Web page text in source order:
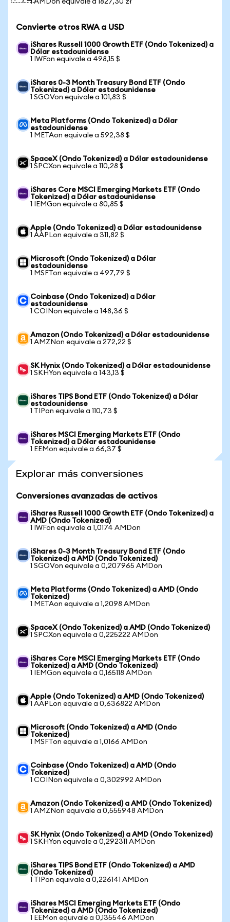
1 AMDon equivale a 1827,30 zł
Convierte otros RWA a USD
iShares Russell 1000 Growth ETF (Ondo Tokenized) a
Dólar estadounidense
1 IWFon equivale a 498,15 $
iShares 0-3 Month Treasury Bond ETF (Ondo
Tokenized) a Dólar estadounidense
1 SGOVon equivale a 101,83 $
Meta Platforms (Ondo Tokenized) a Dólar
estadounidense
1 METAon equivale a 592,38 $
SpaceX (Ondo Tokenized) a Dólar estadounidense
1 SPCXon equivale a 110,28 $
iShares Core MSCI Emerging Markets ETF (Ondo
Tokenized) a Dólar estadounidense
1 IEMGon equivale a 80,85 $
Apple (Ondo Tokenized) a Dólar estadounidense
1 AAPLon equivale a 311,82 $
Microsoft (Ondo Tokenized) a Dólar
estadounidense
1 MSFTon equivale a 497,79 $
Coinbase (Ondo Tokenized) a Dólar
estadounidense
1 COINon equivale a 148,36 $
Amazon (Ondo Tokenized) a Dólar estadounidense
1 AMZNon equivale a 272,22 $
SK Hynix (Ondo Tokenized) a Dólar estadounidense
1 SKHYon equivale a 143,13 $
iShares TIPS Bond ETF (Ondo Tokenized) a Dólar
estadounidense
1 TIPon equivale a 110,73 $
iShares MSCI Emerging Markets ETF (Ondo
Tokenized) a Dólar estadounidense
1 EEMon equivale a 66,37 $
Explorar más conversiones
Conversiones avanzadas de activos
iShares Russell 1000 Growth ETF (Ondo Tokenized) a
AMD (Ondo Tokenized)
1 IWFon equivale a 1,0174 AMDon
iShares 0-3 Month Treasury Bond ETF (Ondo
Tokenized) a AMD (Ondo Tokenized)
1 SGOVon equivale a 0,207965 AMDon
Meta Platforms (Ondo Tokenized) a AMD (Ondo
Tokenized)
1 METAon equivale a 1,2098 AMDon
SpaceX (Ondo Tokenized) a AMD (Ondo Tokenized)
1 SPCXon equivale a 0,225222 AMDon
iShares Core MSCI Emerging Markets ETF (Ondo
Tokenized) a AMD (Ondo Tokenized)
1 IEMGon equivale a 0,165118 AMDon
Apple (Ondo Tokenized) a AMD (Ondo Tokenized)
1 AAPLon equivale a 0,636822 AMDon
Microsoft (Ondo Tokenized) a AMD (Ondo
Tokenized)
1 MSFTon equivale a 1,0166 AMDon
Coinbase (Ondo Tokenized) a AMD (Ondo
Tokenized)
1 COINon equivale a 0,302992 AMDon
Amazon (Ondo Tokenized) a AMD (Ondo Tokenized)
1 AMZNon equivale a 0,555948 AMDon
SK Hynix (Ondo Tokenized) a AMD (Ondo Tokenized)
1 SKHYon equivale a 0,292311 AMDon
iShares TIPS Bond ETF (Ondo Tokenized) a AMD
(Ondo Tokenized)
1 TIPon equivale a 0,226141 AMDon
iShares MSCI Emerging Markets ETF (Ondo
Tokenized) a AMD (Ondo Tokenized)
1 EEMon equivale a 0,135546 AMDon